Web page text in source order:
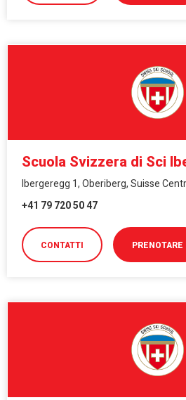
Scuola Svizzera di Sci
Ibergeregg 1, Oberiberg, Suisse
+41 79 720 50 47
CONTATTI PRENOTARE